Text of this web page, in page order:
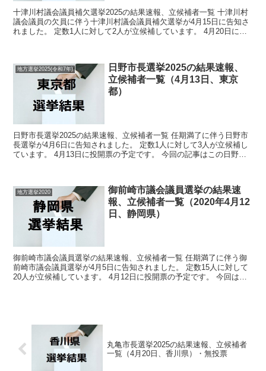
十津川村議会議員補欠選挙2025の結果速報、立候補者一覧 十津川村
議会議員の欠員に伴う十津川村議会議員補欠選挙が4月15日に告知さ
れました。 定数1人に対して2人が立候補しています。 4月20日に投
地方選挙2025(令和7年)
日野市長選挙2025の結果速報、
立候補者一覧（4月13日、東京
都）
日野市長選挙2025の結果速報、立候補者一覧 任期満了に伴う日野市
長選挙が4月6日に告知されました。 定数1人に対して3人が立候補し
ています。 4月13日に投開票の予定です。 今回の記事はこの日野市
地方選挙2020
御前崎市議会議員選挙の結果速
報、立候補者一覧（2020年4月12
日、静岡県）
御前崎市議会議員選挙の結果速報、立候補者一覧 任期満了に伴う御
前崎市議会議員選挙が4月5日に告知されました。 定数15人に対して
20人が立候補しています。 4月12日に投開票の予定です。 今回はこ
丸亀市長選挙2025の結果速報、立候補者
一覧（4月20日、香川県）・無投票